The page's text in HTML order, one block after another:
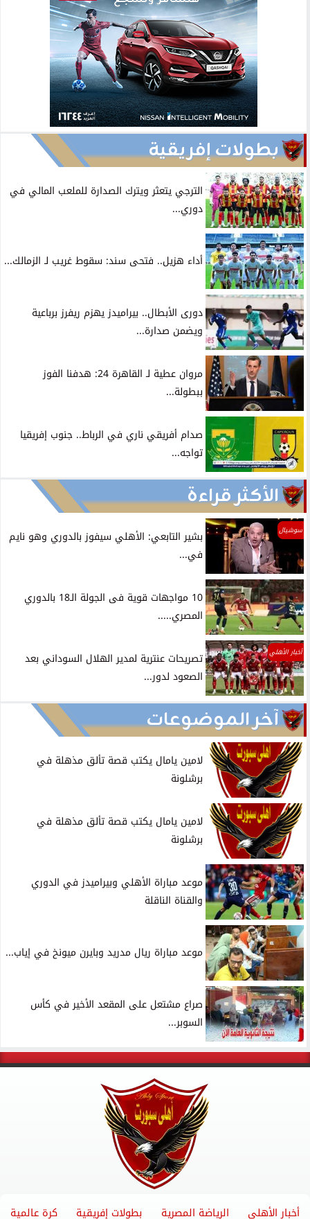
بطولات إفريقية
الترجي يتعثر ويترك الصدارة للملعب المالي في
دوري...
أداء هزيل.. فتحى سند: سقوط غريب لـ الزمالك...
دورى الأبطال.. بيراميدز يهزم ريفرز برباعية
ويضمن صدارة...
مروان عطية لـ القاهرة 24: هدفنا الفوز
ببطولة...
صدام أفريقي ناري في الرباط.. جنوب إفريقيا
تواجه...
الأكثر قراءة
سوشيال
بشير التابعي: الأهلي سيفوز بالدوري وهو نايم
في...
10 مواجهات قوية فى الجولة الـ18 بالدوري
المصري.....
أخبار الأهلي
تصريحات عنترية لمدير الهلال السوداني بعد
الصعود لدور...
آخر الموضوعات
لامين يامال يكتب قصة تألق مذهلة في
برشلونة
لامين يامال يكتب قصة تألق مذهلة في
برشلونة
موعد مباراة الأهلي وبيراميدز في الدوري
والقناة الناقلة
موعد مباراة ريال مدريد وبايرن ميونخ في إياب...
صراع مشتعل على المقعد الأخير في كأس
السوبر...
أخبار الأهلي الرياضة المصرية بطولات إفريقية كرة عالمية